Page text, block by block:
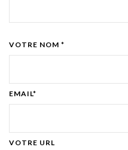
VOTRE NOM *
EMAIL*
VOTRE URL